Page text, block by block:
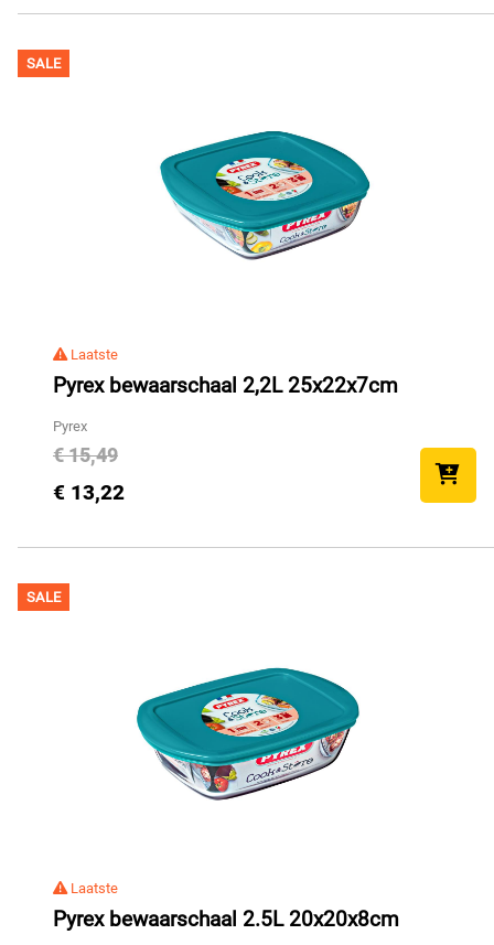
SALE
Laatste
Pyrex bewaarschaal 2,2L 25x22x7cm
Pyrex
€ 15,49
€ 13,22
SALE
Laatste
Pyrex bewaarschaal 2.5L 20x20x8cm